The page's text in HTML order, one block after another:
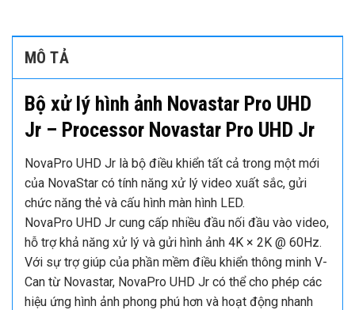
MÔ TẢ
Bộ xử lý hình ảnh Novastar Pro UHD
Jr – Processor Novastar Pro UHD Jr
NovaPro UHD Jr là bộ điều khiển tất cả trong một mới
của NovaStar có tính năng xử lý video xuất sắc, gửi
chức năng thẻ và cấu hình màn hình LED.
NovaPro UHD Jr cung cấp nhiều đầu nối đầu vào video,
hỗ trợ khả năng xử lý và gửi hình ảnh 4K × 2K @ 60Hz.
Với sự trợ giúp của phần mềm điều khiển thông minh V-
Can từ Novastar, NovaPro UHD Jr có thể cho phép các
hiệu ứng hình ảnh phong phú hơn và hoạt động nhanh